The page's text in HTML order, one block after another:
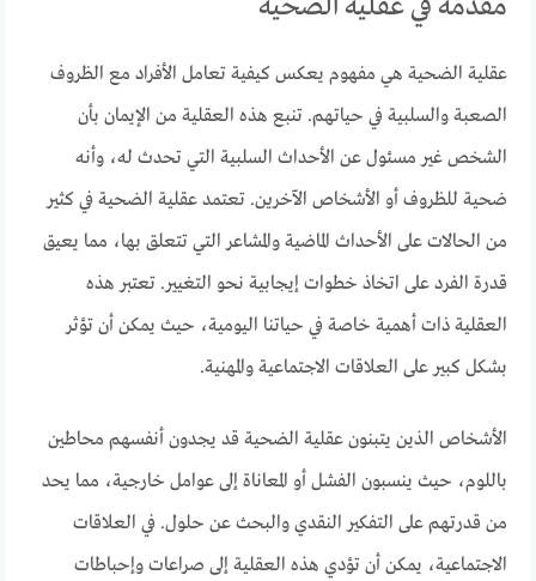
مقدمة في عقلية الضحية
عقلية الضحية هي مفهوم يعكس كيفية تعامل الأفراد مع الظروف
الصعبة والسلبية في حياتهم. تنبع هذه العقلية من الإيمان بأن
الشخص غير مسئول عن الأحداث السلبية التي تحدث له، وأنه
ضحية للظروف أو الأشخاص الآخرين. تعتمد عقلية الضحية في كثير
من الحالات على الأحداث الماضية والمشاعر التي تتعلق بها، مما يعيق
قدرة الفرد على اتخاذ خطوات إيجابية نحو التغيير. تعتبر هذه
العقلية ذات أهمية خاصة في حياتنا اليومية، حيث يمكن أن تؤثر
بشكل كبير على العلاقات الاجتماعية والمهنية.
الأشخاص الذين يتبنون عقلية الضحية قد يجدون أنفسهم محاطين
باللوم، حيث ينسبون الفشل أو المعاناة إلى عوامل خارجية، مما يحد
من قدرتهم على التفكير النقدي والبحث عن حلول. في العلاقات
الاجتماعية، يمكن أن تؤدي هذه العقلية إلى صراعات وإحباطات